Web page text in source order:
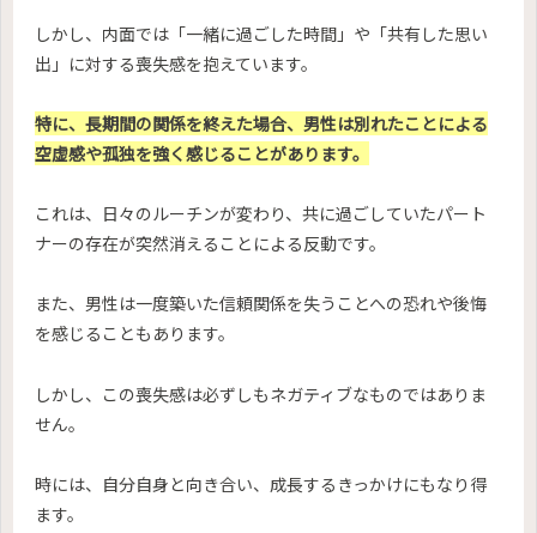
しかし、内面では「一緒に過ごした時間」や「共有した思い
出」に対する喪失感を抱えています。
特に、長期間の関係を終えた場合、男性は別れたことによる
空虚感や孤独を強く感じることがあります。
これは、日々のルーチンが変わり、共に過ごしていたパート
ナーの存在が突然消えることによる反動です。
また、男性は一度築いた信頼関係を失うことへの恐れや後悔
を感じることもあります。
しかし、この喪失感は必ずしもネガティブなものではありま
せん。
時には、自分自身と向き合い、成長するきっかけにもなり得
ます。